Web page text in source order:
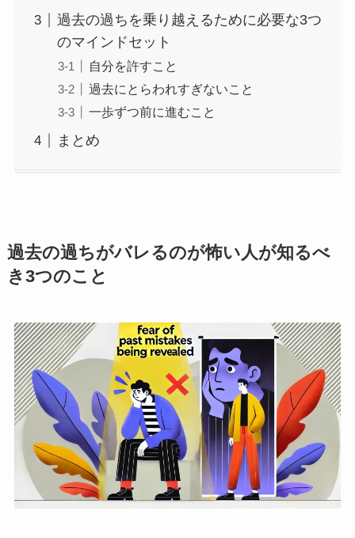
過去の過ちを乗り越えるために必要な3つ
のマインドセット
自分を許すこと
過去にとらわれすぎないこと
一歩ずつ前に進むこと
まとめ
過去の過ちがバレるのが怖い人が知るべ
き3つのこと